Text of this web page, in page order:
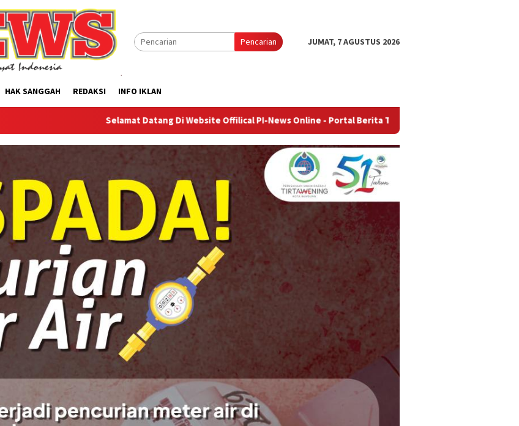
Pencarian
JUMAT, 7 AGUSTUS 2026
HAK SANGGAH REDAKSI INFO IKLAN
Selamat Datang Di Website Offilical PI-News Online - Portal Berita Terupdate & Terpercaya